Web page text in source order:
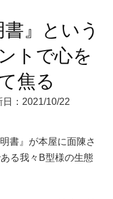
書』という
トで心を
焦る
：2021/10/22
書』が本屋に面陳さ
る我々B型様の生態